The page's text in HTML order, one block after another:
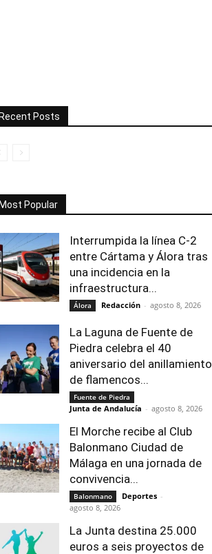
Posts
Popular
Interrumpida la línea C-2
entre Cártama y Álora tras
una incidencia en la
infraestructura...
Álora Redacción - agosto 8, 2026
La Laguna de Fuente de
Piedra celebra el 40
aniversario del anillamiento
de flamencos...
Fuente de Piedra
Junta de Andalucía - agosto 8, 2026
El Morche recibe al Club
Balonmano Ciudad de
Málaga en una jornada de
convivencia...
Balonmano Deportes -
agosto 8, 2026
La Junta destina 25.000
euros a seis proyectos de